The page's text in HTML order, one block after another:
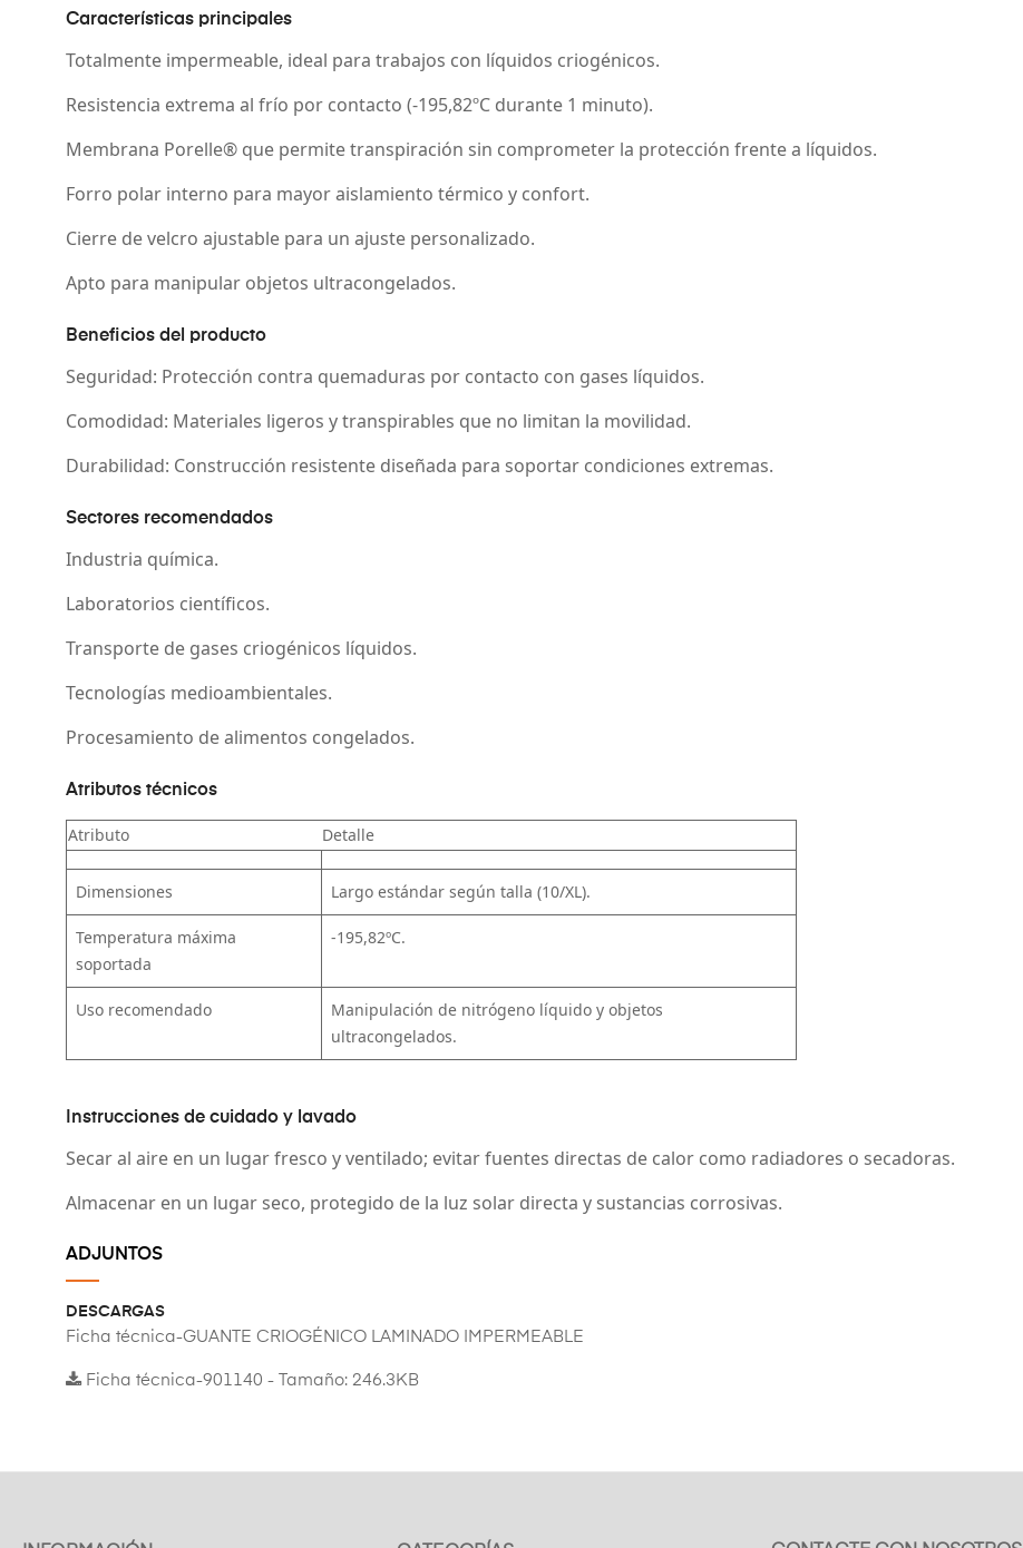
Características principales
Totalmente impermeable, ideal para trabajos con líquidos criogénicos.
Resistencia extrema al frío por contacto (-195,82ºC durante 1 minuto).
Membrana Porelle® que permite transpiración sin comprometer la protección frente a líquidos.
Forro polar interno para mayor aislamiento térmico y confort.
Cierre de velcro ajustable para un ajuste personalizado.
Apto para manipular objetos ultracongelados.
Beneficios del producto
Seguridad: Protección contra quemaduras por contacto con gases líquidos.
Comodidad: Materiales ligeros y transpirables que no limitan la movilidad.
Durabilidad: Construcción resistente diseñada para soportar condiciones extremas.
Sectores recomendados
Industria química.
Laboratorios científicos.
Transporte de gases criogénicos líquidos.
Tecnologías medioambientales.
Procesamiento de alimentos congelados.
Atributos técnicos
Atributo Detalle
Dimensiones Largo estándar según talla (10/XL).
Temperatura máxima
soportada
-195,82ºC.
Uso recomendado
Manipulación de nitrógeno líquido y objetos
ultracongelados.
Instrucciones de cuidado y lavado
Secar al aire en un lugar fresco y ventilado; evitar fuentes directas de calor como radiadores o secadoras.
Almacenar en un lugar seco, protegido de la luz solar directa y sustancias corrosivas.
ADJUNTOS
DESCARGAS
Ficha técnica-GUANTE CRIOGÉNICO LAMINADO IMPERMEABLE
Ficha técnica-901140 - Tamaño: 246.3KB